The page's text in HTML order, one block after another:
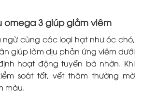
omega 3 giúp giảm viêm
ngừ cùng các loại hạt như óc chó,
giúp làm dịu phản ứng viêm dưới
hoạt động tuyến bã nhờn. Khi
soát tốt, vết thâm thường mờ
màu.